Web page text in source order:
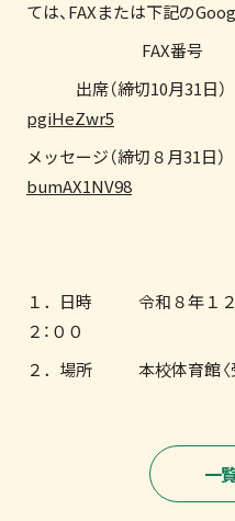
ては、FAXまたは下記の
FAX番号 ０７３
出席（締切10月31日）
pgiHeZwr5
メッセージ（締切８月31日）
bumAX1NV98
１．日時 令和８年１２
２：００
２．場所 本校体育館〈
一